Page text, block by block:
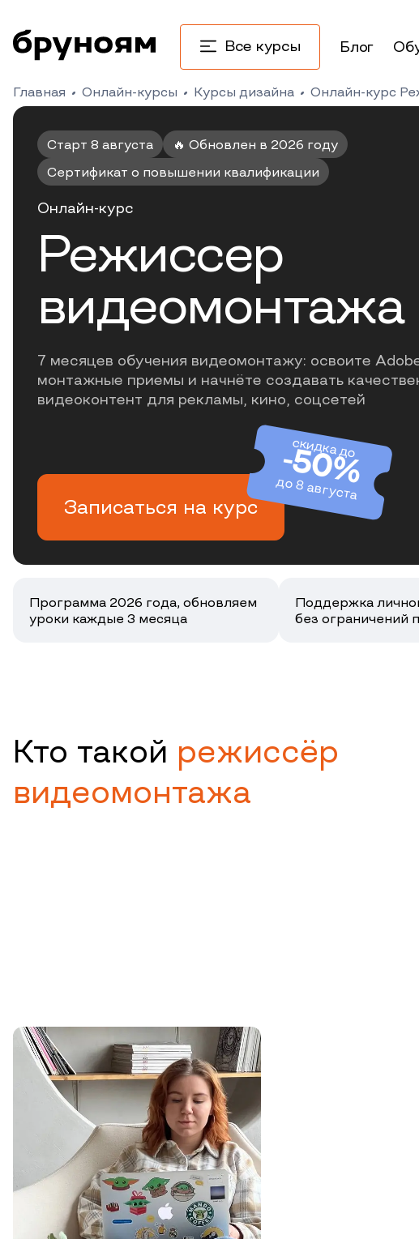
Все курсы Блог
Главная Онлайн-курсы Курсы дизайна Онлайн-курс
Старт 8 августа 🔥 Обновлен в 2026 году
Сертификат о повышении квалификации
Онлайн-курс
Режиссер
видеомонтажа
7 месяцев обучения видеомонтажу: освоите
монтажные приемы и начнёте создавать
видеоконтент для рекламы, кино, соцсетей
скидка до
-50%
до 8 августа
Записаться на курс
Программа 2026 года, обновляем
уроки каждые 3 месяца
Поддержка
без ограничений
Кто такой режиссёр
видеомонтажа